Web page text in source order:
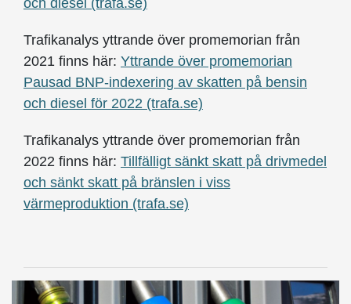
och diesel (trafa.se)
Trafikanalys yttrande över promemorian från
2021 finns här: Yttrande över promemorian
Pausad BNP-indexering av skatten på bensin
och diesel för 2022 (trafa.se)
Trafikanalys yttrande över promemorian från
2022 finns här: Tillfälligt sänkt skatt på drivmedel
och sänkt skatt på bränslen i viss
värmeproduktion (trafa.se)